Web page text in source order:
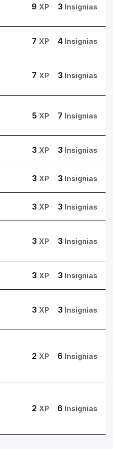
9 XP 3 Insignias
7 XP 4 Insignias
7 XP 3 Insignias
5 XP 7 Insignias
3 XP 3 Insignias
3 XP 3 Insignias
3 XP 3 Insignias
3 XP 3 Insignias
3 XP 3 Insignias
3 XP 3 Insignias
2 XP 6 Insignias
2 XP 6 Insignias